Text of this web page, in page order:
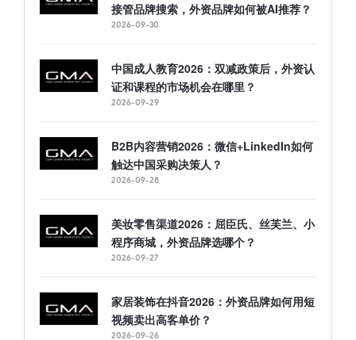
接管品牌搜索，外资品牌如何被AI推荐？
2026-09-30
中国成人教育2026：双减政策后，外资认
证和课程的市场机会在哪里？
2026-09-29
B2B内容营销2026：微信+LinkedIn如何
触达中国采购决策人？
2026-09-28
美妆零售渠道2026：屈臣氏、丝芙兰、小
程序商城，外资品牌选哪个？
2026-09-27
家居装饰在抖音2026：外资品牌如何用短
视频卖出高客单价？
2026-09-26